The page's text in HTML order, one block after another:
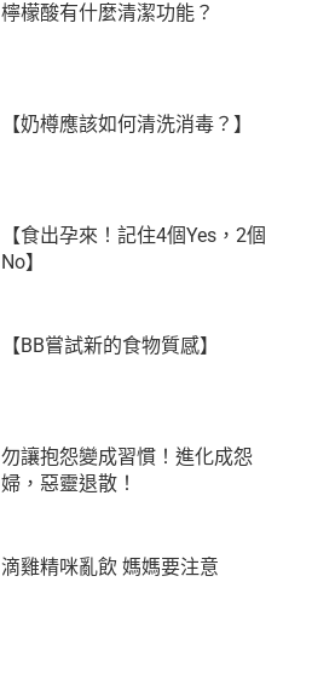
檸檬酸有什麼清潔功能？
【奶樽應該如何清洗消毒？】
【食出孕來！記住4個Yes，2個
No】
【BB嘗試新的食物質感】
勿讓抱怨變成習慣！進化成怨
婦，惡靈退散！
滴雞精咪亂飲 媽媽要注意